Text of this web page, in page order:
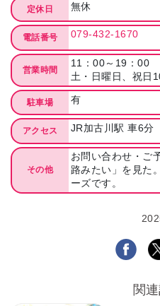
定休日 無休
電話番号 079-432-1670
営業時間
11：00～19：00
土・日曜日、祝日
駐車場 有
アクセス JR加古川駅 車6分
その他
お問い合わせ・ご
路みたい」を見た
ーズです。
関